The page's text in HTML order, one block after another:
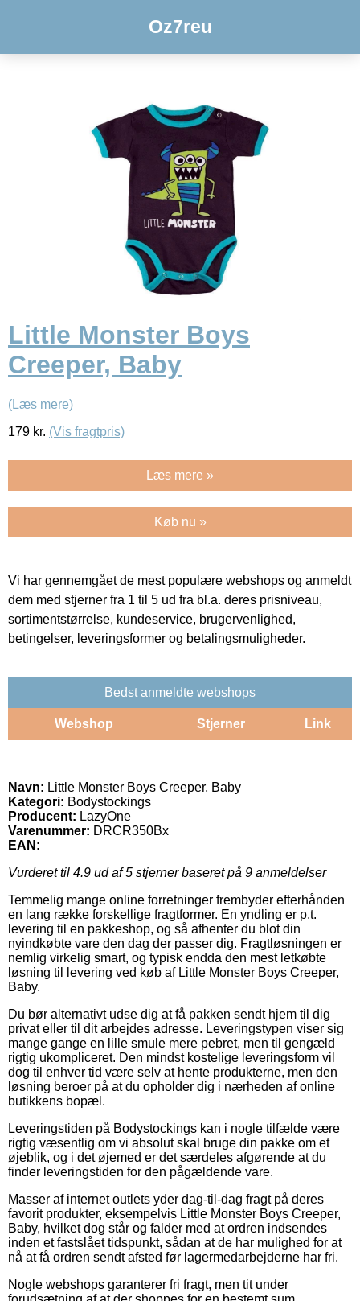
Oz7reu
Little Monster Boys
Creeper, Baby
(Læs mere)
179 kr. (Vis fragtpris)
Læs mere »
Køb nu »
Vi har gennemgået de mest populære webshops og anmeldt
dem med stjerner fra 1 til 5 ud fra bl.a. deres prisniveau,
sortimentstørrelse, kundeservice, brugervenlighed,
betingelser, leveringsformer og betalingsmuligheder.
Bedst anmeldte webshops
Webshop Stjerner Link
Navn: Little Monster Boys Creeper, Baby
Kategori: Bodystockings
Producent: LazyOne
Varenummer: DRCR350Bx
EAN:
Vurderet til 4.9 ud af 5 stjerner baseret på 9 anmeldelser
Temmelig mange online forretninger frembyder efterhånden
en lang række forskellige fragtformer. En yndling er p.t.
levering til en pakkeshop, og så afhenter du blot din
nyindkøbte vare den dag der passer dig. Fragtløsningen er
nemlig virkelig smart, og typisk endda den mest letkøbte
løsning til levering ved køb af Little Monster Boys Creeper,
Baby.
Du bør alternativt udse dig at få pakken sendt hjem til dig
privat eller til dit arbejdes adresse. Leveringstypen viser sig
mange gange en lille smule mere pebret, men til gengæld
rigtig ukompliceret. Den mindst kostelige leveringsform vil
dog til enhver tid være selv at hente produkterne, men den
løsning beroer på at du opholder dig i nærheden af online
butikkens bopæl.
Leveringstiden på Bodystockings kan i nogle tilfælde være
rigtig væsentlig om vi absolut skal bruge din pakke om et
øjeblik, og i det øjemed er det særdeles afgørende at du
finder leveringstiden for den pågældende vare.
Masser af internet outlets yder dag-til-dag fragt på deres
favorit produkter, eksempelvis Little Monster Boys Creeper,
Baby, hvilket dog står og falder med at ordren indsendes
inden et fastslået tidspunkt, sådan at de har mulighed for at
nå at få ordren sendt afsted før lagermedarbejderne har fri.
Nogle webshops garanterer fri fragt, men tit under